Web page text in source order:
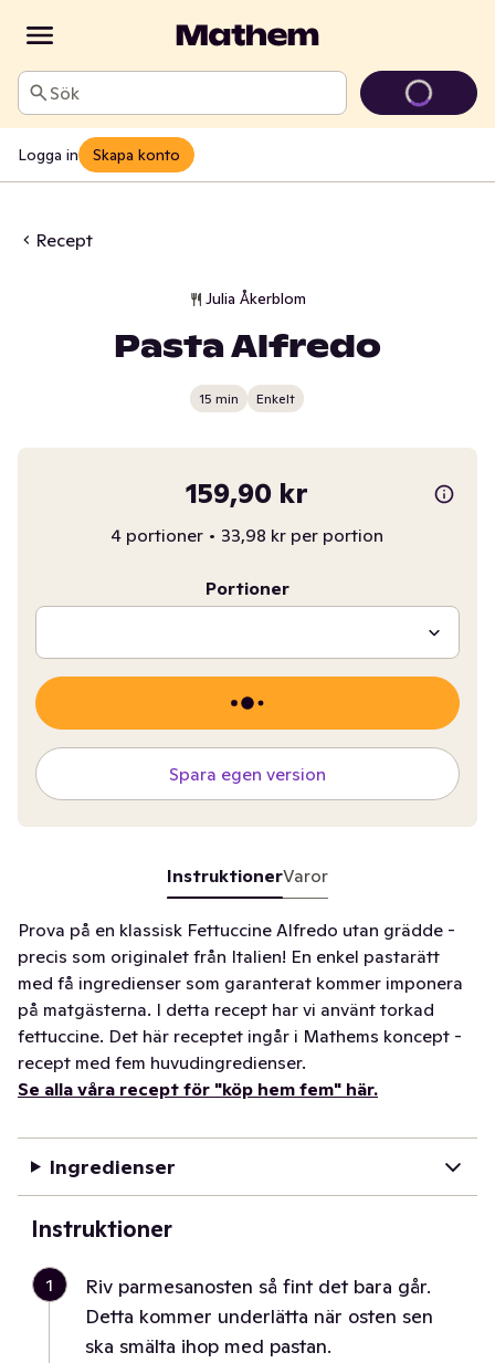
Sök
Logga in Skapa konto
Recept
Julia Åkerblom
Pasta Alfredo
15 min Enkelt
159,90 kr
4 portioner • 33,98 kr per portion
Portioner
Spara egen version
InstruktionerVaror
Prova på en klassisk Fettuccine Alfredo utan grädde -
precis som originalet från Italien! En enkel pastarätt
med få ingredienser som garanterat kommer imponera
på matgästerna. I detta recept har vi använt torkad
fettuccine. Det här receptet ingår i Mathems koncept -
recept med fem huvudingredienser.
Se alla våra recept för "köp hem fem" här.
Ingredienser
Instruktioner
1
Riv parmesanosten så fint det bara går.
Detta kommer underlätta när osten sen
ska smälta ihop med pastan.